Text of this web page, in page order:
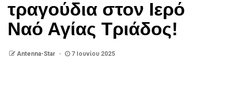
τραγούδια στον Ιερό
Ναό Αγίας Τριάδος!
Antenna-Star 7 Ιουνίου 2025